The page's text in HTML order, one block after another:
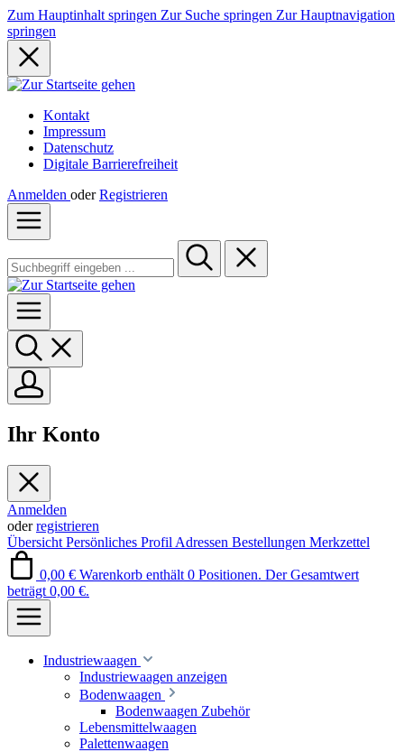
Zum Hauptinhalt springen Zur Suche springen Zur Hauptnavigation
springen
Kontakt
Impressum
Datenschutz
Digitale Barrierefreiheit
Anmelden oder Registrieren
Ihr Konto
Anmelden
oderregistrieren
Übersicht Persönliches Profil Adressen Bestellungen Merkzettel
0,00 € Warenkorb enthält 0 Positionen. Der Gesamtwert
beträgt 0,00 €.
Industriewaagen
Industriewaagen anzeigen
Bodenwaagen
Bodenwaagen Zubehör
Lebensmittelwaagen
Palettenwaagen